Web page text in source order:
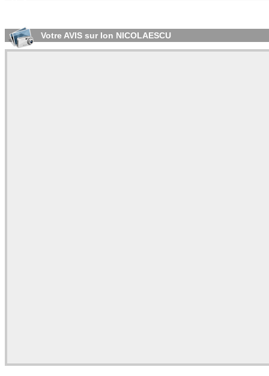
Votre AVIS sur Ion NICOLAESCU